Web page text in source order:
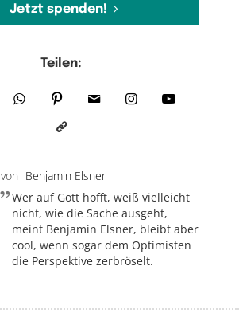
Jetzt spenden!
Teilen:
von Benjamin Elsner
Wer auf Gott hofft, weiß vielleicht
nicht, wie die Sache ausgeht,
meint Benjamin Elsner, bleibt aber
cool, wenn sogar dem Optimisten
die Perspektive zerbröselt.